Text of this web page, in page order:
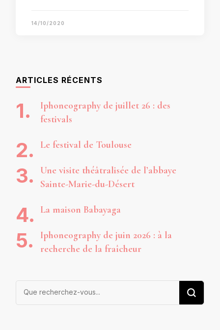
14/10/2020
ARTICLES RÉCENTS
Iphoneography de juillet 26 : des
festivals
Le festival de Toulouse
Une visite théâtralisée de l’abbaye
Sainte-Marie-du-Désert
La maison Babayaga
Iphoneography de juin 2026 : à la
recherche de la fraîcheur
Vous